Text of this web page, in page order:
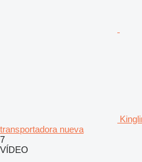
transportadora nueva
7
VÍDEO